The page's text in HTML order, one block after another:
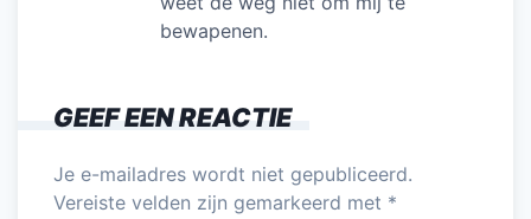
bewapenen.
GEEF EEN REACTIE
Je e-mailadres wordt niet gepubliceerd.
Vereiste velden zijn gemarkeerd met *